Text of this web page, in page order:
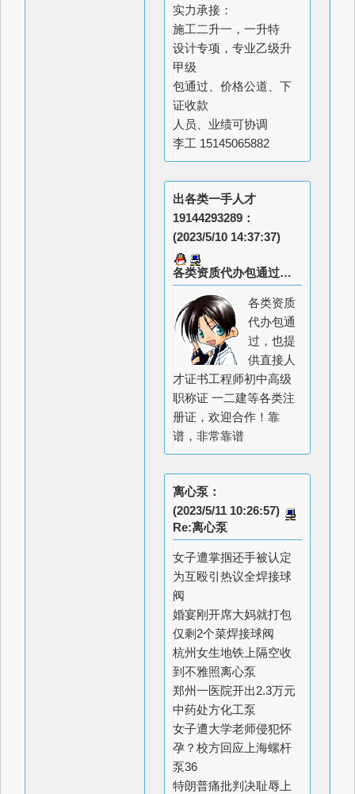
实力承接：
施工二升一，一升特
设计专项，专业乙级升
甲级
包通过、价格公道、下
证收款
人员、业绩可协调
李工 15145065882
出各类一手人才
19144293289：
(2023/5/10 14:37:37)
各类资质代办包通过，也提供直接人才证书工程师，欢迎合作！靠谱
各类资质
代办包通
过，也提
供直接人
才证书工程师初中高级
职称证 一二建等各类注
册证，欢迎合作！靠
谱，非常靠谱
离心泵：
(2023/5/11 10:26:57)
Re:离心泵
女子遭掌掴还手被认定
为互殴引热议全焊接球
阀
婚宴刚开席大妈就打包
仅剩2个菜焊接球阀
杭州女生地铁上隔空收
到不雅照离心泵
郑州一医院开出2.3万元
中药处方化工泵
女子遭大学老师侵犯怀
孕？校方回应 上海螺杆
泵36
特朗普痛批判决耻辱 上